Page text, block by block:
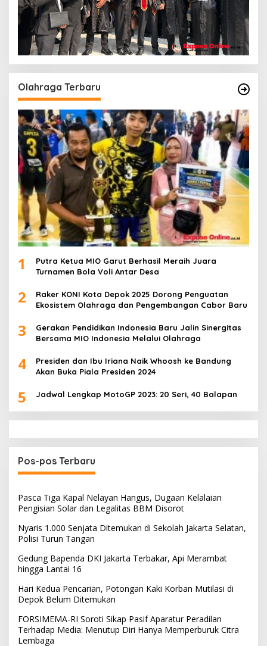
Olahraga Terbaru
1
Putra Ketua MIO Garut Berhasil Meraih Juara
Turnamen Bola Voli Antar Desa
2
Raker KONI Kota Depok 2025 Dorong Penguatan
Ekosistem Olahraga dan Pengembangan Cabor Baru
3
Gerakan Pendidikan Indonesia Baru Jalin Sinergitas
Bersama MIO Indonesia Melalui Olahraga
4
Presiden dan Ibu Iriana Naik Whoosh ke Bandung
Akan Buka Piala Presiden 2024
5 Jadwal Lengkap MotoGP 2023: 20 Seri, 40 Balapan
Pos-pos Terbaru
Pasca Tiga Kapal Nelayan Hangus, Dugaan Kelalaian
Pengisian Solar dan Legalitas BBM Disorot
Nyaris 1.000 Senjata Ditemukan di Sekolah Jakarta Selatan,
Polisi Turun Tangan
Gedung Bapenda DKI Jakarta Terbakar, Api Merambat
hingga Lantai 16
Hari Kedua Pencarian, Potongan Kaki Korban Mutilasi di
Depok Belum Ditemukan
FORSIMEMA-RI Soroti Sikap Pasif Aparatur Peradilan
Terhadap Media: Menutup Diri Hanya Memperburuk Citra
Lembaga